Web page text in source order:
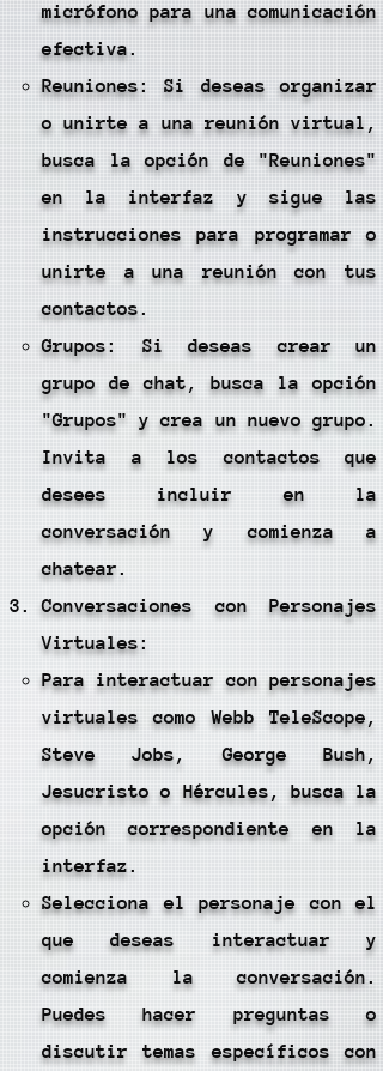
micrófono para una comunicación
efectiva.
Reuniones: Si deseas organizar
o unirte a una reunión virtual,
busca la opción de "Reuniones"
en la interfaz y sigue las
instrucciones para programar o
unirte a una reunión con tus
contactos.
Grupos: Si deseas crear un
grupo de chat, busca la opción
"Grupos" y crea un nuevo grupo.
Invita a los contactos que
desees incluir en la
conversación y comienza a
chatear.
Conversaciones con Personajes
Virtuales:
Para interactuar con personajes
virtuales como Webb TeleScope,
Steve Jobs, George Bush,
Jesucristo o Hércules, busca la
opción correspondiente en la
interfaz.
Selecciona el personaje con el
que deseas interactuar y
comienza la conversación.
Puedes hacer preguntas o
discutir temas específicos con